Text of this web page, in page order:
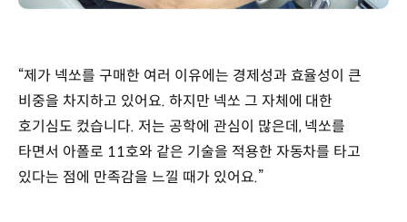
“제가 넥쏘를 구매한 여러 이유에는 경제성과 효율성이 큰
비중을 차지하고 있어요. 하지만 넥쏘 그 자체에 대한
호기심도 컸습니다. 저는 공학에 관심이 많은데, 넥쏘를
타면서 아폴로 11호와 같은 기술을 적용한 자동차를 타고
있다는 점에 만족감을 느낄 때가 있어요.”